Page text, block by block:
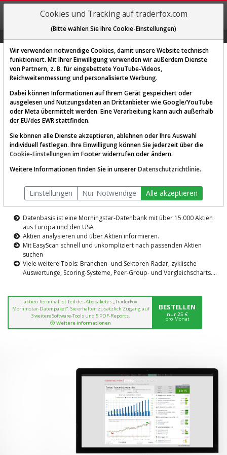
REGIS-
TRIEREN
Diese Funktion ist nur für
AKTIEN-TERMINAL
Die Aktienanalyse-Plattform von
TraderFox
Datenbasis ist eine Morningstar-Datenbank mit über 15.000 Aktien
aus Europa und den USA
Aktien analysieren und über Aktien informieren.
Mit EasyScan schnell und unkompliziert nach passenden Aktien
suchen
Viele weitere Tools: Branchen- und Sektoren-Radar, zyklische
Auswertunge, Scoring-Systeme, Peer-Group- und Vergleichscharts....
aktien Terminal ist Teil des Abopaketes „TraderFox
Morninstar-Datenpaket“. Sie erhalten zusätzlich Zugang auf
3 weitere Software-Tools und 5 PDF-Reports.
Weitere Informationen
BESTELLEN
nur 25 €
pro Monat
Cookies und Tracking auf traderfox.com
(Bitte wählen Sie Ihre Cookie-Einstellungen)
Wir verwenden notwendige Cookies, damit unsere Website technisch
funktioniert. Mit Ihrer Einwilligung verwenden wir außerdem Dienste
von Partnern, z. B. für eingebettete YouTube-Videos,
Reichweitenmessung und personalisierte Werbung.
Dabei können Informationen auf Ihrem Gerät gespeichert oder
ausgelesen und Nutzungsdaten an Drittanbieter wie Google/YouTube
oder Meta übermittelt werden. Eine Verarbeitung kann auch außerhalb
der EU/des EWR stattfinden.
Sie können alle Dienste akzeptieren, ablehnen oder Ihre Auswahl
individuell festlegen. Ihre Einwilligung können Sie jederzeit über die
Cookie-Einstellungen im Footer widerrufen oder ändern.
Weitere Informationen finden Sie in unsererDatenschutzrichtlinie.
Einstellungen Nur Notwendige Alle akzeptieren